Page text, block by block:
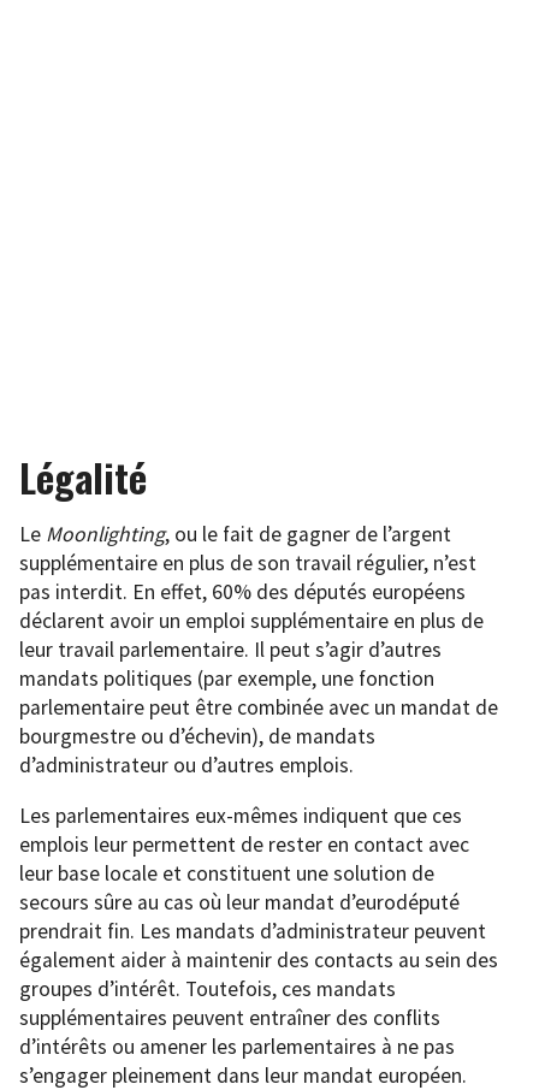
Légalité
Le Moonlighting, ou le fait de gagner de l’argent
supplémentaire en plus de son travail régulier, n’est
pas interdit. En effet, 60% des députés européens
déclarent avoir un emploi supplémentaire en plus de
leur travail parlementaire. Il peut s’agir d’autres
mandats politiques (par exemple, une fonction
parlementaire peut être combinée avec un mandat de
bourgmestre ou d’échevin), de mandats
d’administrateur ou d’autres emplois.
Les parlementaires eux-mêmes indiquent que ces
emplois leur permettent de rester en contact avec
leur base locale et constituent une solution de
secours sûre au cas où leur mandat d’eurodéputé
prendrait fin. Les mandats d’administrateur peuvent
également aider à maintenir des contacts au sein des
groupes d’intérêt. Toutefois, ces mandats
supplémentaires peuvent entraîner des conflits
d’intérêts ou amener les parlementaires à ne pas
s’engager pleinement dans leur mandat européen.